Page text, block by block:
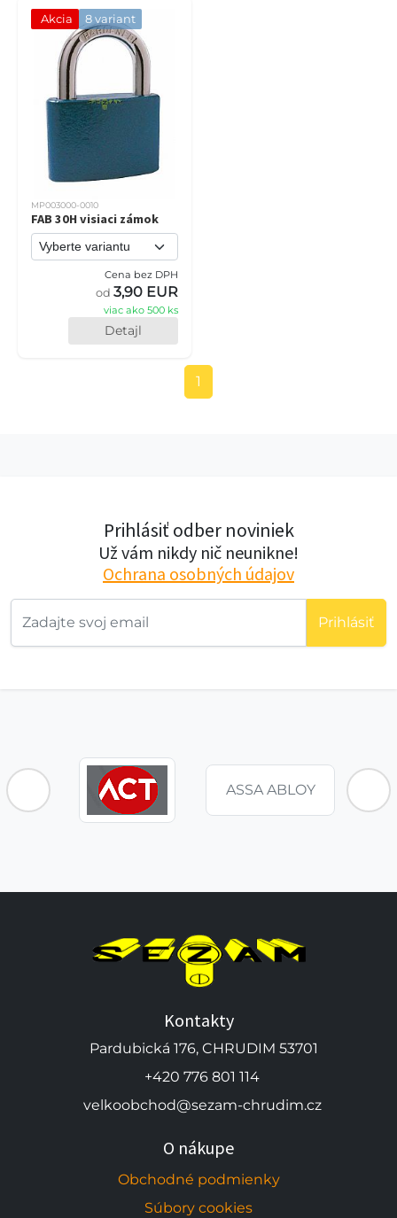
Akcia 8 variant
MP003000-0010
FAB 30H visiaci zámok
Cena bez DPH
od 3,90 EUR
viac ako 500 ks
Detajl
1
Prihlásiť odber noviniek
Už vám nikdy nič neunikne!
Ochrana osobných údajov
Prihlásiť
ASSA ABLOY
Kontakty
Pardubická 176, CHRUDIM 53701
+420 776 801 114
velkoobchod@sezam-chrudim.cz
O nákupe
Obchodné podmienky
Súbory cookies